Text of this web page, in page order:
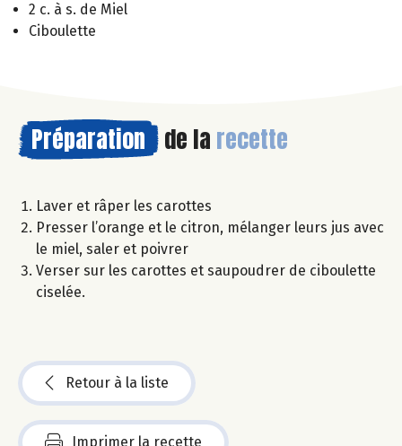
2 c. à s. de Miel
Ciboulette
Préparation de la recette
Laver et râper les carottes
Presser l’orange et le citron, mélanger leurs jus avec
le miel, saler et poivrer
Verser sur les carottes et saupoudrer de ciboulette
ciselée.
Retour à la liste
Imprimer la recette